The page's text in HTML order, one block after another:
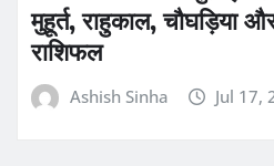
Ashish Sinha Jul 17,